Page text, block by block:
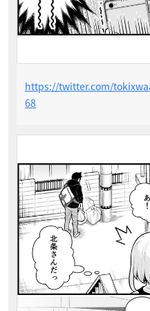
https://twitter.com/
68